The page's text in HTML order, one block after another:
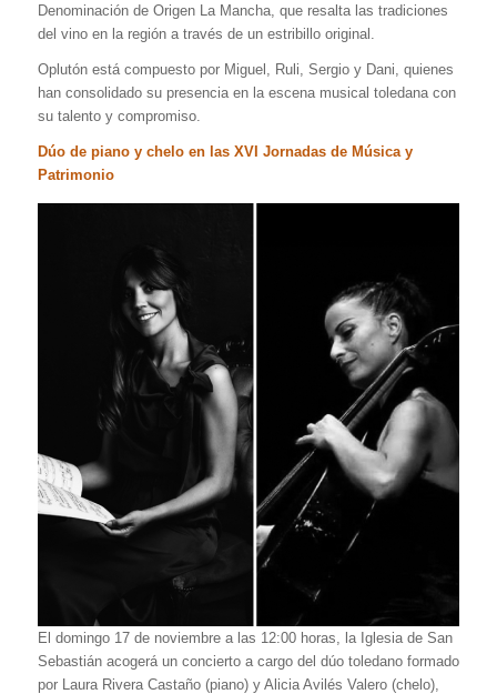
Denominación de Origen La Mancha, que resalta las tradiciones
del vino en la región a través de un estribillo original.
Oplutón está compuesto por Miguel, Ruli, Sergio y Dani, quienes
han consolidado su presencia en la escena musical toledana con
su talento y compromiso.
Dúo de piano y chelo en las XVI Jornadas de Música y
Patrimonio
El domingo 17 de noviembre a las 12:00 horas, la Iglesia de San
Sebastián acogerá un concierto a cargo del dúo toledano formado
por Laura Rivera Castaño (piano) y Alicia Avilés Valero (chelo),